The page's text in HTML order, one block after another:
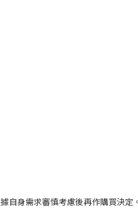
自身需求審慎考慮後再作購買決定